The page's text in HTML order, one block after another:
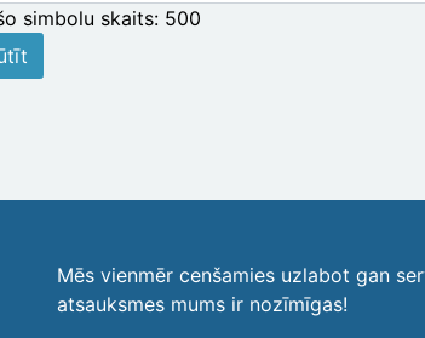
simbolu skaits: 500
Mēs vienmēr cenšamies uzlabot gan
atsauksmes mums ir nozīmīgas!